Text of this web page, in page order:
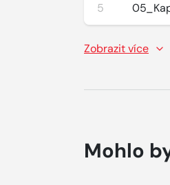
5
Zobrazit více
Mohlo